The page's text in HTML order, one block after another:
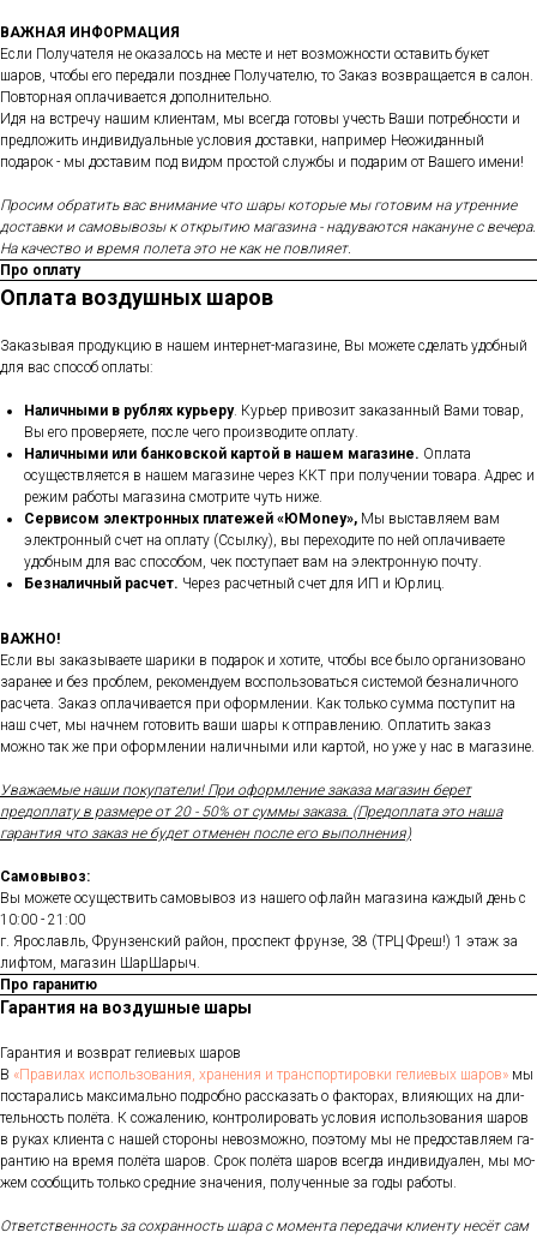
ВАЖНАЯ ИНФОРМАЦИЯ
Если Получателя не оказалось на месте и нет возможности оставить букет
шаров, чтобы его передали позднее Получателю, то Заказ возвращается в салон.
Повторная оплачивается дополнительно.
Идя на встречу нашим клиентам, мы всегда готовы учесть Ваши потребности и
предложить индивидуальные условия доставки, например Неожиданный
подарок - мы доставим под видом простой службы и подарим от Вашего имени!
Просим обратить вас внимание что шары которые мы готовим на утренние
доставки и самовывозы к открытию магазина - надуваются накануне с вечера.
На качество и время полета это не как не повлияет.
Про оплату
Оплата воздушных шаров
Заказывая продукцию в нашем интернет-магазине, Вы можете сделать удобный
для вас способ оплаты:
Наличными в рублях курьеру. Курьер привозит заказанный Вами товар,
Вы его проверяете, после чего производите оплату.
Наличными или банковской картой в нашем магазине. Оплата
осуществляется в нашем магазине через ККТ при получении товара. Адрес и
режим работы магазина смотрите чуть ниже.
Сервисом электронных платежей «ЮMoney», Мы выставляем вам
электронный счет на оплату (Ссылку), вы переходите по ней оплачиваете
удобным для вас способом, чек поступает вам на электронную почту.
Безналичный расчет. Через расчетный счет для ИП и Юрлиц.
ВАЖНО!
Если вы заказываете шарики в подарок и хотите, чтобы все было организовано
заранее и без проблем, рекомендуем воспользоваться системой безналичного
расчета. Заказ оплачивается при оформлении. Как только сумма поступит на
наш счет, мы начнем готовить ваши шары к отправлению. Оплатить заказ
можно так же при оформлении наличными или картой, но уже у нас в магазине.
Уважаемые наши покупатели! При оформление заказа магазин берет
предоплату в размере от 20 - 50% от суммы заказа. (Предоплата это наша
гарантия что заказ не будет отменен после его выполнения)
Самовывоз:
Вы можете осуществить самовывоз из нашего офлайн магазина каждый день с
10:00 - 21:00
г. Ярославль, Фрунзенский район, проспект фрунзе, 38 (ТРЦ Фреш!) 1 этаж за
лифтом, магазин ШарШарыч.
Про гаранитю
Гарантия на воздушные шары
Га­ран­тия и воз­врат ге­ли­евых ша­ров
В «Пра­ви­лах ис­поль­зо­ва­ния, хра­не­ния и тран­спор­ти­ров­ки ге­ли­евых ша­ров» мы
пос­та­рались мак­си­маль­но под­робно рас­ска­зать о фак­то­рах, вли­яющих на дли­
тель­ность по­лёта. К со­жале­нию, кон­тро­лиро­вать ус­ло­вия ис­поль­зо­вания ша­ров
в ру­ках кли­ен­та с на­шей сто­роны не­воз­можно, по­это­му мы не пре­дос­тавля­ем га­
ран­тию на вре­мя по­лёта ша­ров. Срок по­лёта ша­ров всег­да ин­ди­виду­ален, мы мо­
жем со­об­щить толь­ко сред­ние зна­чения, по­лучен­ные за го­ды ра­боты.
От­ветс­твен­ность за сох­ранность ша­ра с мо­мен­та пе­реда­чи кли­ен­ту не­сёт сам